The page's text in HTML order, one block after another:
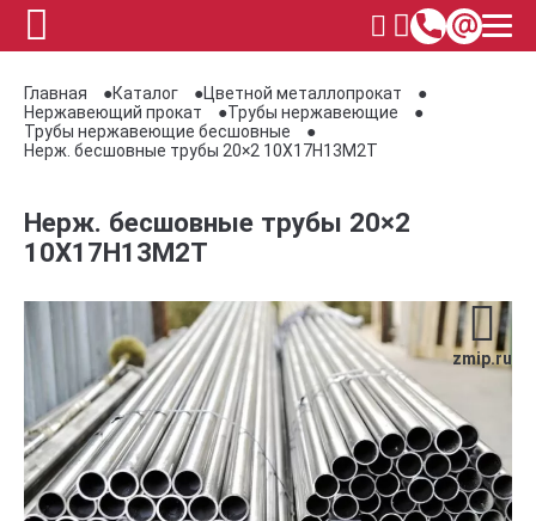
Главная Каталог
Цветной металлопрокат
Нержавеющий прокат
Трубы нержавеющие
Трубы нержавеющие бесшовные
Нерж. бесшовные трубы 20×2 10Х17Н13М2Т
Нерж. бесшовные трубы 20×2
10Х17Н13М2Т
zmip.ru